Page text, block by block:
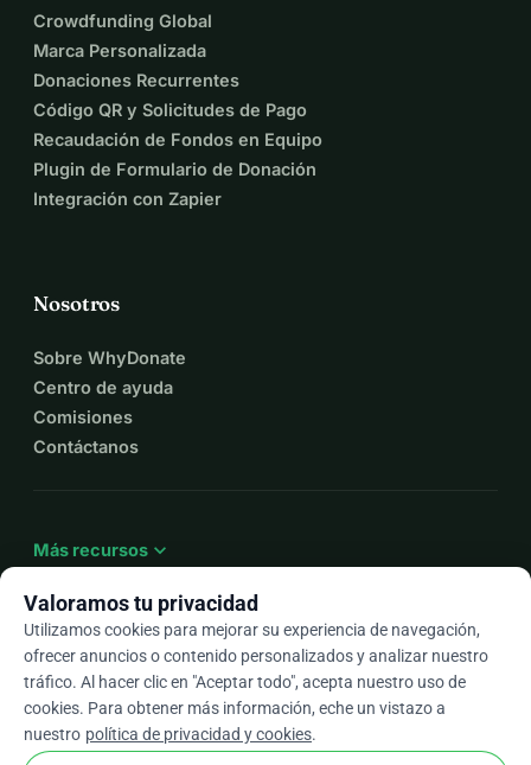
Crowdfunding Global
Marca Personalizada
Donaciones Recurrentes
Código QR y Solicitudes de Pago
Recaudación de Fondos en Equipo
Plugin de Formulario de Donación
Integración con Zapier
Nosotros
Sobre WhyDonate
Centro de ayuda
Comisiones
Contáctanos
Más recursos expand_more
Esarrow_drop_down
★★★★★4,9 / 5 según más de 500 reseñas
Valoramos tu privacidad
Utilizamos cookies para mejorar su experiencia de navegación,
ofrecer anuncios o contenido personalizados y analizar nuestro
tráfico. Al hacer clic en "Aceptar todo", acepta nuestro uso de
cookies. Para obtener más información, eche un vistazo a
nuestro política de privacidad y cookies.